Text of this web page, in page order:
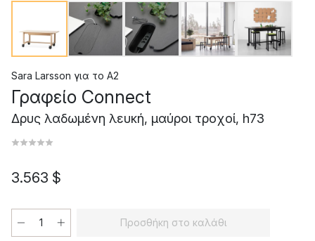
Sara Larsson για το A2
Γραφείο Connect
Δρυς λαδωμένη λευκή, μαύροι τροχοί, h73
3.563 $
Προσθήκη στο καλάθι